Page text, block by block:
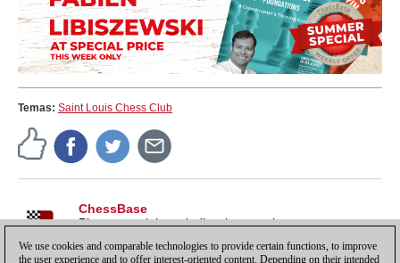
Temas: Saint Louis Chess Club
ChessBase
Pistas, tutoriales e indicaciones sobre nuestros
We use cookies and comparable technologies to provide certain functions, to improve
the user experience and to offer interest-oriented content. Depending on their intended